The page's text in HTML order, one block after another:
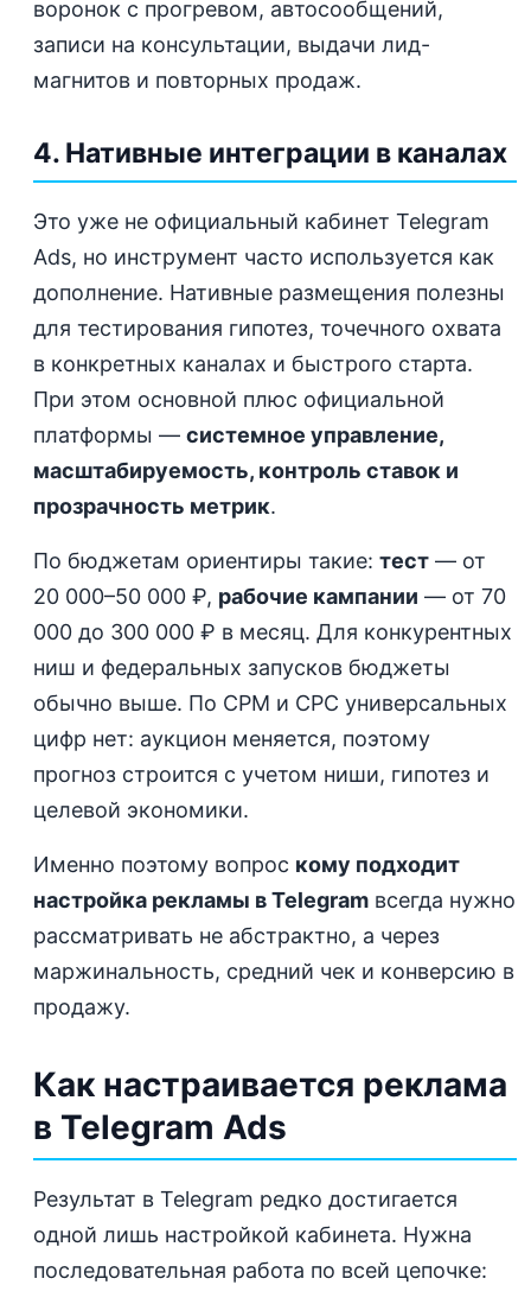
воронок с прогревом, автосообщений,
записи на консультации, выдачи лид-
магнитов и повторных продаж.
4. Нативные интеграции в каналах
Это уже не официальный кабинет Telegram
Ads, но инструмент часто используется как
дополнение. Нативные размещения полезны
для тестирования гипотез, точечного охвата
в конкретных каналах и быстрого старта.
При этом основной плюс официальной
платформы — системное управление,
масштабируемость, контроль ставок и
прозрачность метрик.
По бюджетам ориентиры такие: тест — от
20 000–50 000 ₽, рабочие кампании — от 70
000 до 300 000 ₽ в месяц. Для конкурентных
ниш и федеральных запусков бюджеты
обычно выше. По CPM и CPC универсальных
цифр нет: аукцион меняется, поэтому
прогноз строится с учетом ниши, гипотез и
целевой экономики.
Именно поэтому вопрос кому подходит
настройка рекламы в Telegram всегда нужно
рассматривать не абстрактно, а через
маржинальность, средний чек и конверсию в
продажу.
Как настраивается реклама
в Telegram Ads
Результат в Telegram редко достигается
одной лишь настройкой кабинета. Нужна
последовательная работа по всей цепочке: